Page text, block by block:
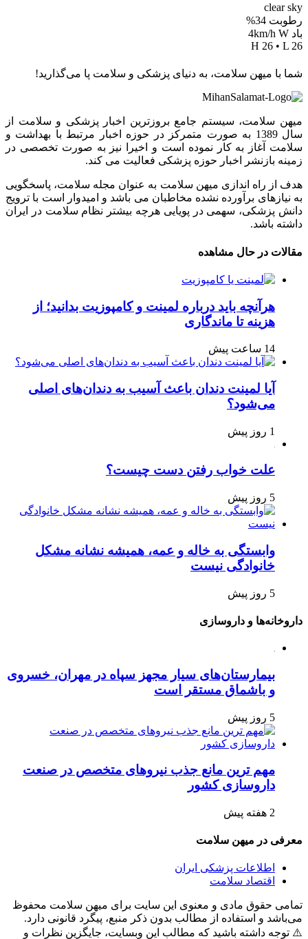
clear sky
رطوبت 34%
باد 4km/h W
H 26 • L 26
شما با میهن سلامت، به دنیای پزشکی و سلامت پا می‌گذارید!
میهن سلامت، سیستم جامع بروزترین اخبار پزشکی و سلامت از
سال 1389 به صورت متمرکز در حوزه اخبار مرتبط با بهداشت و
سلامت آغاز به کار نموده است و اخیرا نیز به صورت تخصصی در
زمینه بازنشر اخبار حوزه پزشکی فعالیت می کند.
هدف از راه اندازی میهن سلامت به عنوان مجله سلامت، پاسخگویی
به نیازهای برآورده نشده مخاطبان می باشد و امیدوار است با ترویج
دانش پزشکی، سهمی در پویایی هرچه بیشتر نظام سلامت در ایران
داشته باشد.
مقالات در حال مشاهده
هرآنچه باید درباره لمینت و کامپوزیت بدانید؛ از
هزینه تا ماندگاری
14 ساعت پیش
آیا لمینت دندان باعث آسیب به دندان‌های اصلی
می‌شود؟
1 روز پیش
علت خواب رفتن دست چیست؟
5 روز پیش
وابستگی به خاله و عمه، همیشه نشانه مشکل
خانوادگی نیست
5 روز پیش
داروخانه‌ها و داروسازی
بیمارستان‌های سیار مجهز سپاه در مهران، خسروی
و باشماق مستقر است
5 روز پیش
مهم ترین مانع جذب نیروهای متخصص در صنعت
داروسازی کشور
2 هفته پیش
معرفی در میهن سلامت
اطلاعات پزشکی ایران
اقتصاد سلامت
تمامی حقوق مادی و معنوی این سایت برای میهن سلامت محفوظ
می‌باشد و استفاده از مطالب بدون ذکر منبع، پیگرد قانونی دارد.
⚠️ توجه داشته باشید که مطالب این وبسایت، جایگزین نظرات و